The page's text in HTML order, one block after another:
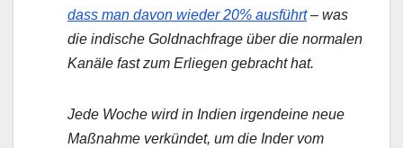
dass man davon wieder 20% ausführt– was
die indische Goldnachfrage über die normalen
Kanäle fast zum Erliegen gebracht hat.
Jede Woche wird in Indien irgendeine neue
Maßnahme verkündet, um die Inder vom